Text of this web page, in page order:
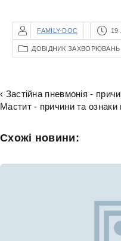
FAMILY-DOC 19
ДОВІДНИК ЗАХВОРЮВАНЬ
‹ Застійна пневмонія -
Мастит - причини та ознаки
Схожі новини: